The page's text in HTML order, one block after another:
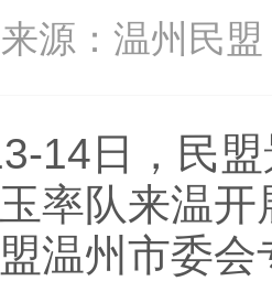
来源：温州民盟
日，民盟
率队来温
温州市委